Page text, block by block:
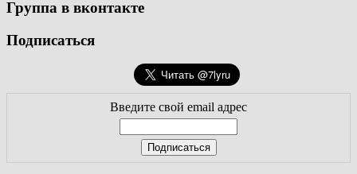
Группа в вконтакте
Подписаться
Введите свой email адрес